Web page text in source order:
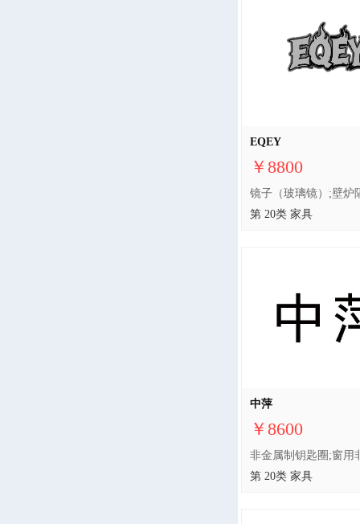
EQEY
￥8800
第 20类 家具
中萍
￥8600
第 20类 家具